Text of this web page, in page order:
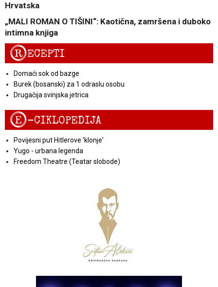
Hrvatska
„MALI ROMAN O TIŠINI“: Kaotična, zamršena i duboko
intimna knjiga
RECEPTI
Domaći sok od bazge
Burek (bosanski) za 1 odraslu osobu
Drugačija svinjska jetrica
E-CIKLOPEDIJA
Povijesni put Hitlerove 'klonje'
Yugo - urbana legenda
Freedom Theatre (Teatar slobode)